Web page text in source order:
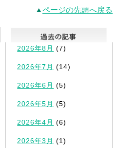
ページの先頭へ戻る
最新記事一覧
2026年8月 (7)
2026年7月 (14)
2026年6月 (5)
2026年5月 (5)
2026年4月 (6)
2026年3月 (1)